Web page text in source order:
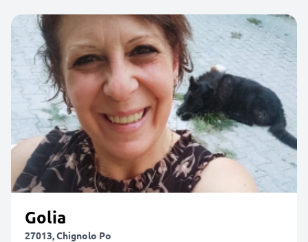
Golia
27013, Chignolo Po